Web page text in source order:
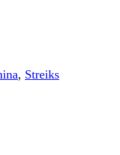
, Streiks